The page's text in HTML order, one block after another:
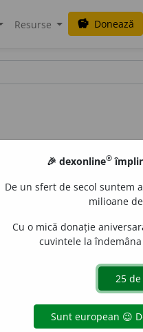
Resurse savings Donează
2. care iea parte
🎉 dexonline®
De un sfert de secol suntem
milioane
Cu o mică donație
cuvintele la